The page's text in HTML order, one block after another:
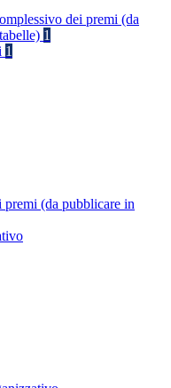
dei premi (da
1
1
(da pubblicare in